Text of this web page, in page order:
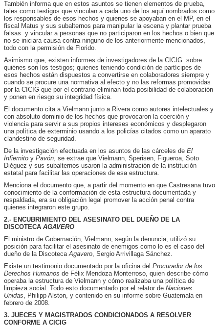
También informa que en estos asuntos se tienen elementos de prueba,
tales como testigos que vinculan a cada uno de los aquí nombrados como
los responsables de esos hechos y quienes se apoyaban en el MP, en el
fiscal Matus y sus subalternos para manipular la escena y plantar prueba
falsas y vincular a personas que no participaron en los hechos o bien que
no se iniciara causa contra ninguno de los anteriormente mencionados,
todo con la permisión de Florido.
Asimismo que, existen informes de investigadores de la CICIG sobre
quiénes son los testigos; quienes teniendo condición de partícipes de
esos hechos están dispuestos a convertirse en colaboradores siempre y
cuando se procure una normativa al efecto y no las reformas promovidas
por la CICIG que por el contrario eliminan toda posibilidad de colaboración
y ponen en riesgo su integridad física.
El documento cita a Vielmann junto a Rivera como autores intelectuales y
con absoluto dominio de los hechos que provocaron la coerción y
violencia para servir a sus propios intereses económicos y desplegaron
una política de exterminio usando a los policías citados como un aparato
clandestino de seguridad.
De la investigación efectuada en los asuntos de las cárceles de El
Infiernito y Pavón , se extrae que Vielmann, Sperisen, Figueroa, Soto
Diéguez y sus subalternos usaron la administración de la institución
estatal para facilitar las operaciones de esa estructura.
Menciona el documento que, a partir del momento en que Castresana tuvo
conocimiento de la conformación de esta estructura documentada y
respaldada, era su obligación legal promover la acción penal contra
quienes integraron este grupo.
2.- ENCUBRIMIENTO DEL ASESINATO DEL DUEÑO DE LA
DISCOTECA AGAVERO
El ministro de Gobernación, Vielmann, según la denuncia, utilizó su
posición para facilitar el asesinato de enemigos como lo es el caso del
dueño de la Discoteca Agavero , Sergio Arrivillaga Sánchez.
Existe un testimonio documentado por la oficina del Procurador de los
Derechos Humanos de Félix Mendoza Monterroso, quien describe cómo
operaba la estructura de Vielmann y cómo realizaba una política de
limpieza social. Todo esto documentado por el relator de Naciones
Unidas , Philipp Alston, y contenido en su informe sobre Guatemala en
febrero de 2008.
3. JUECES Y MAGISTRADOS CONDICIONADOS A RESOLVER
CONFORME A CICIG